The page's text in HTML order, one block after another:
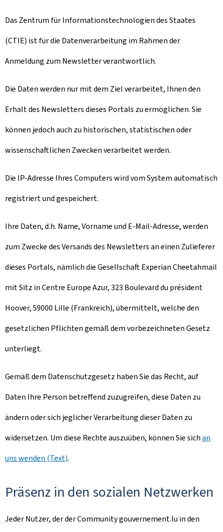
Das Zentrum für Informationstechnologien des Staates
(CTIE) ist für die Datenverarbeitung im Rahmen der
Anmeldung zum Newsletter verantwortlich.
Die Daten werden nur mit dem Ziel verarbeitet, Ihnen den
Erhalt des Newsletters dieses Portals zu ermöglichen. Sie
können jedoch auch zu historischen, statistischen oder
wissenschaftlichen Zwecken verarbeitet werden.
Die IP-Adresse Ihres Computers wird vom System automatisch
registriert und gespeichert.
Ihre Daten, d.h. Name, Vorname und E-Mail-Adresse, werden
zum Zwecke des Versands des Newsletters an einen Zulieferer
dieses Portals, nämlich die Gesellschaft Experian Cheetahmail
mit Sitz in Centre Europe Azur, 323 Boulevard du président
Hoover, 59000 Lille (Frankreich), übermittelt, welche den
gesetzlichen Pflichten gemäß dem vorbezeichneten Gesetz
unterliegt.
Gemäß dem Datenschutzgesetz haben Sie das Recht, auf
Daten Ihre Person betreffend zuzugreifen, diese Daten zu
ändern oder sich jeglicher Verarbeitung dieser Daten zu
widersetzen. Um diese Rechte auszuüben, können Sie sichan
uns wenden (Text).
Präsenz in den sozialen Netzwerken
Jeder Nutzer, der der Community gouvernement.lu in den